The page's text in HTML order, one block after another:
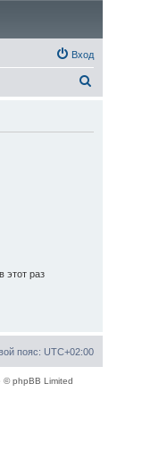
Вход
этот раз
пояс: UTC+02:00
© phpBB Limited